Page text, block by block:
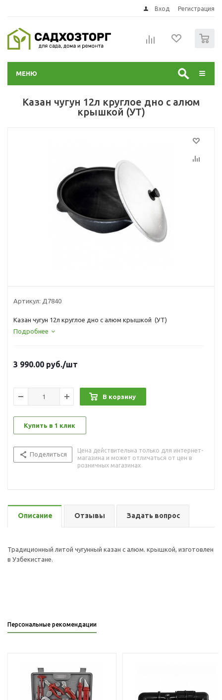
Вход Регистрация
МЕНЮ
Казан чугун 12л круглое дно с алюм
крышкой (УТ)
Артикул: Д7840
Казан чугун 12л круглое дно с алюм крышкой (УТ)
Подробнее
3 990.00 руб./шт
В корзину
Купить в 1 клик
Поделиться
Цена действительна только для интернет-
магазина и может отличаться от цен в
розничных магазинах
Описание Отзывы Задать вопрос
Традиционный литой чугунный казан с алюм. крышкой, изготовлен
в Узбекистане.
Персональные рекомендации